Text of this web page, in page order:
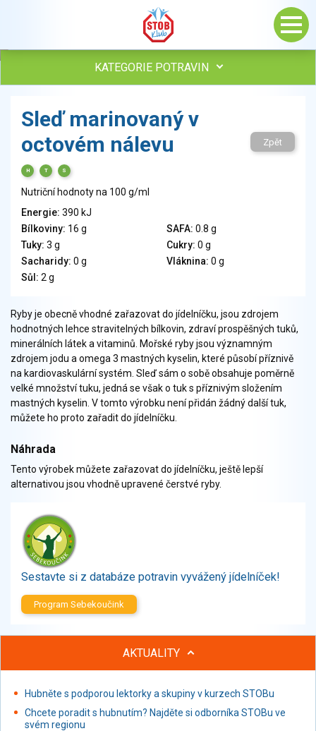
KATEGORIE POTRAVIN
Vejce
Mléko
Sýry
Veganské a vegetariánské výrobky
Tuky
Obiloviny, mouka, cereální výrobky
Chléb, pečivo, křehké chleby, pufované výrobky
Přílohy
Ovoce
Zelenina
Brambory, luštěniny, houby
Sladkosti, slané výrobky
Zmrzliny
Ochucovadla, přísady, sladidla
Sušené směsi
Proteinové výrobky, doplňky stravy
Nápoje nealkoholické
Nápoje alkoholické
Fastfood
Studená kuchyně, lahůdkářské výrobky
Sleď marinovaný v
octovém nálevu
H T S
Zpět
Nutriční hodnoty na 100 g/ml
Energie: 390 kJ
Bílkoviny: 16 g SAFA: 0.8 g
Tuky: 3 g Cukry: 0 g
Sacharidy: 0 g Vláknina: 0 g
Sůl: 2 g
Ryby je obecně vhodné zařazovat do jídelníčku, jsou zdrojem
hodnotných lehce stravitelných bílkovin, zdraví prospěšných tuků,
minerálních látek a vitaminů. Mořské ryby jsou významným
zdrojem jodu a omega 3 mastných kyselin, které působí příznivě
na kardiovaskulární systém. Sleď sám o sobě obsahuje poměrně
velké množství tuku, jedná se však o tuk s příznivým složením
mastných kyselin. V tomto výrobku není přidán žádný další tuk,
můžete ho proto zařadit do jídelníčku.
Náhrada
Tento výrobek můžete zařazovat do jídelníčku, ještě lepší
alternativou jsou vhodně upravené čerstvé ryby.
Sestavte si z databáze potravin vyvážený jídelníček!
Program Sebekoučink
AKTUALITY
Hubněte s podporou lektorky a skupiny v kurzech STOBu
Chcete poradit s hubnutím? Najděte si odborníka STOBu ve
svém regionu